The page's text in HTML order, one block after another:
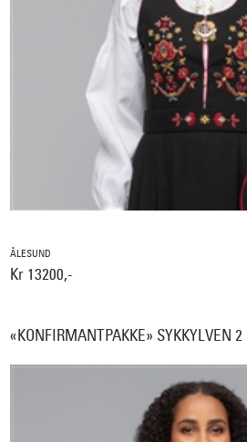
ÅLESUND
Kr 13200,-
«KONFIRMANTPAKKE» SYKKYLVEN